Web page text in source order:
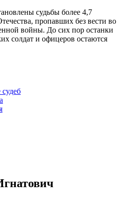
судьбы более 4,7
, пропавших без вести во
войны. До сих пор останки
солдат и офицеров остаются